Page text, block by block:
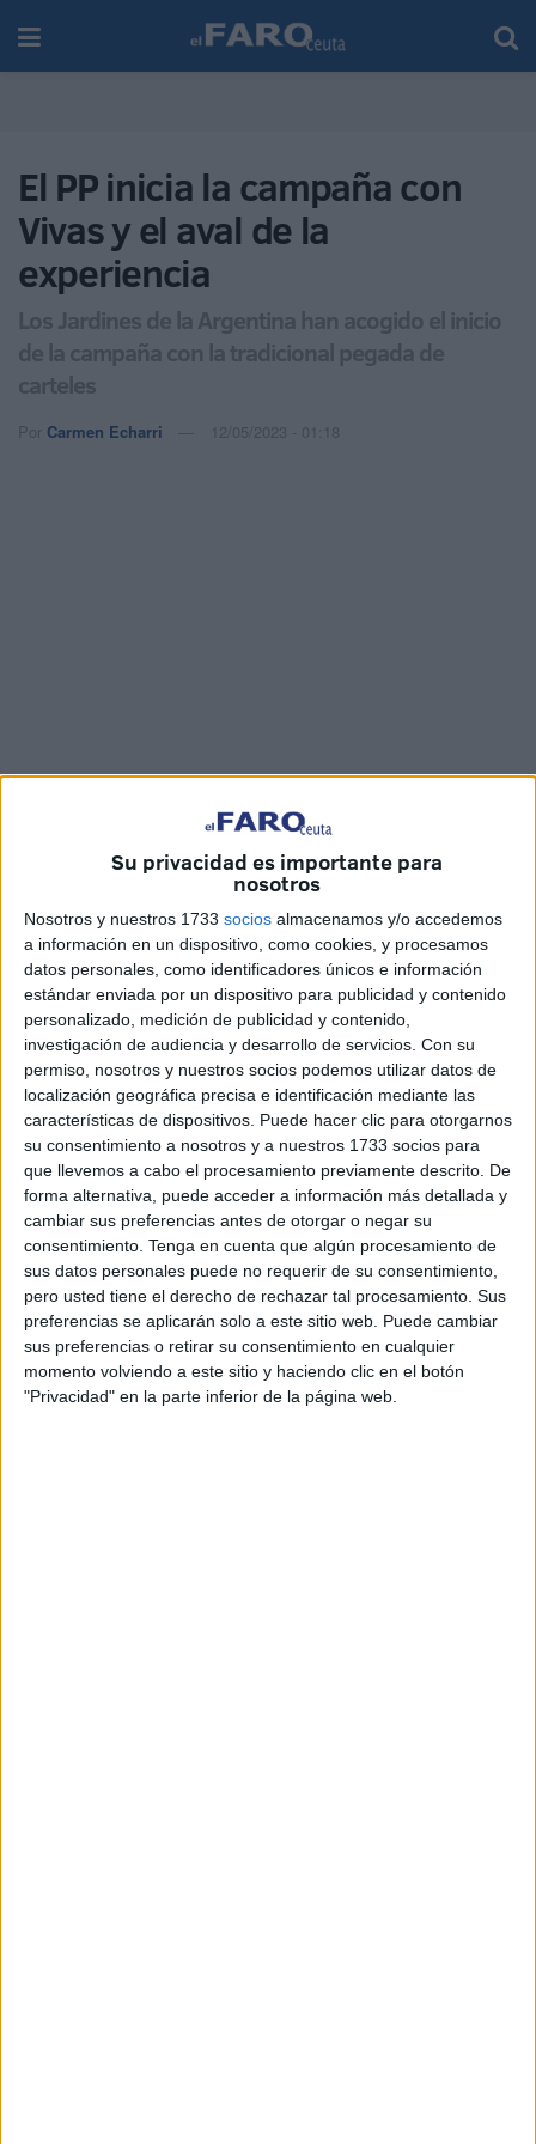
Su privacidad es importante para
nosotros
Nosotros y nuestros 1733 socios almacenamos y/o accedemos
a información en un dispositivo, como cookies, y procesamos
datos personales, como identificadores únicos e información
estándar enviada por un dispositivo para publicidad y contenido
personalizado, medición de publicidad y contenido,
investigación de audiencia y desarrollo de servicios. Con su
permiso, nosotros y nuestros socios podemos utilizar datos de
localización geográfica precisa e identificación mediante las
características de dispositivos. Puede hacer clic para otorgarnos
su consentimiento a nosotros y a nuestros 1733 socios para
que llevemos a cabo el procesamiento previamente descrito. De
forma alternativa, puede acceder a información más detallada y
cambiar sus preferencias antes de otorgar o negar su
consentimiento. Tenga en cuenta que algún procesamiento de
sus datos personales puede no requerir de su consentimiento,
pero usted tiene el derecho de rechazar tal procesamiento. Sus
preferencias se aplicarán solo a este sitio web. Puede cambiar
sus preferencias o retirar su consentimiento en cualquier
momento volviendo a este sitio y haciendo clic en el botón
"Privacidad" en la parte inferior de la página web.
El PP inicia la campaña con
Vivas y el aval de la
experiencia
Los Jardines de la Argentina han acogido el inicio
de la campaña con la tradicional pegada de
carteles
Por Carmen Echarri 12/05/2023 - 01:18
ElPPde Ceuta ha elegido los Jardines de la Argentina
para llevar a cabo la tradicional pegada de carteles. Hasta
este lugar ha acudido la comitiva popular para realizar lo
que se ha convertido en un gesto que supone el
pistoletazo de salida a estaseleccionescuya votación
tendrá lugar el 28 de mayo.
Los populares inician ahora una cadena de actos
oficialesque incluirán visitas de altos cargos a la ciudad
así como recorridos por diferentes puntos y barriadas. Este
mismo domingo se contará con la visita de Juanma
Moreno.
El candidato del PP y aspirante a revalidar la alcaldía,
Juan Vivas, ha iniciado la pegada de los carteles en los
puntos habilitados, seguido de otros compañeros de
partido. Los populares afrontan estos momentos con ganas